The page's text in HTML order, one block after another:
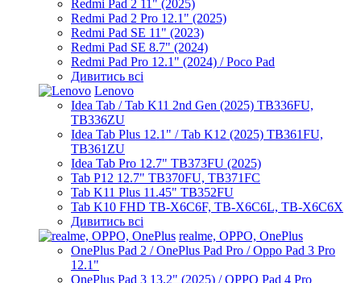
Redmi Pad 2 11" (2025)
Redmi Pad 2 Pro 12.1" (2025)
Redmi Pad SE 11" (2023)
Redmi Pad SE 8.7" (2024)
Redmi Pad Pro 12.1" (2024) / Poco Pad
Дивитись всі
Lenovo
Idea Tab / Tab K11 2nd Gen (2025) TB336FU,
TB336ZU
Idea Tab Plus 12.1" / Tab K12 (2025) TB361FU,
TB361ZU
Idea Tab Pro 12.7" TB373FU (2025)
Tab P12 12.7" TB370FU, TB371FC
Tab K11 Plus 11.45" TB352FU
Tab K10 FHD TB-X6C6F, TB-X6C6L, TB-X6C6X
Дивитись всі
realme, OPPO, OnePlus
OnePlus Pad 2 / OnePlus Pad Pro / Oppo Pad 3 Pro
12.1"
OnePlus Pad 3 13.2" (2025) / OPPO Pad 4 Pro